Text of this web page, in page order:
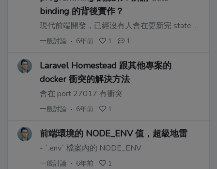
binding 的背後實作？
現代前端開發，已經沒有人會在更新完 state 之後，再把跟 state 相關的 UI 逐一更新了。
一般討論 · 6年前 1 1
Laravel Homestead 跟其他專案的
docker 衝突的解決方法
會在 port 27017 有衝突
一般討論 · 6年前 1
前端環境的 NODE_ENV 值，超級地雷
- `.env` 檔案內的 NODE_ENV
一般討論 · 6年前 1